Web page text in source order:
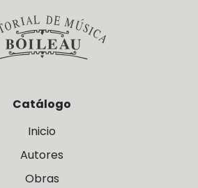
Catálogo
Inicio
Autores
Obras